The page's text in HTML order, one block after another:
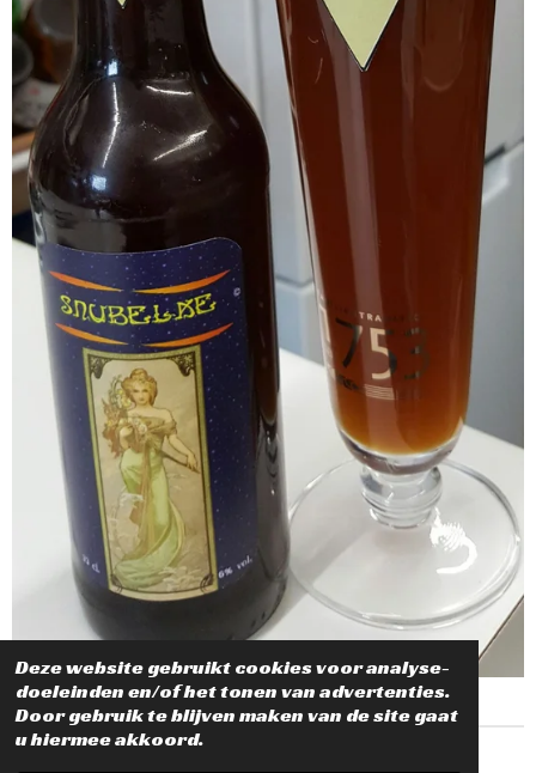
Deze website gebruikt cookies voor analyse-
doeleinden en/of het tonen van advertenties.
Door gebruik te blijven maken van de site gaat
u hiermee akkoord.